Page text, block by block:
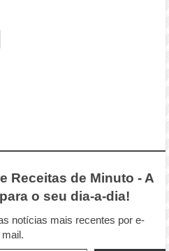
Receitas de Minuto - A
o seu dia-a-dia!
notícias mais recentes por e-
mail.